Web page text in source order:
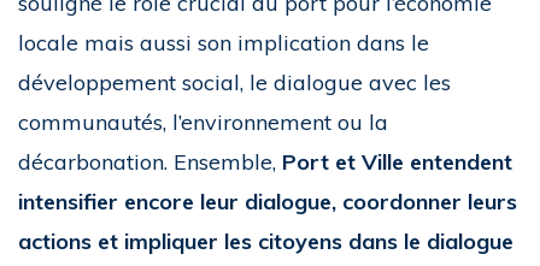
locale mais aussi son implication dans le
développement social, le dialogue avec les
communautés, l’environnement ou la
décarbonation. Ensemble, Port et Ville entendent
intensifier encore leur dialogue, coordonner leurs
actions et impliquer les citoyens dans le dialogue